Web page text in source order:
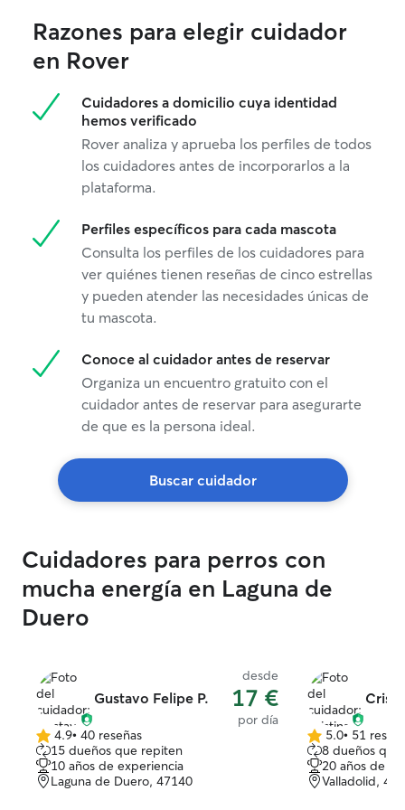
Razones para elegir cuidador
en Rover
Cuidadores a domicilio cuya identidad
hemos verificado
Rover analiza y aprueba los perfiles de todos
los cuidadores antes de incorporarlos a la
plataforma.
Perfiles específicos para cada mascota
Consulta los perfiles de los cuidadores para
ver quiénes tienen reseñas de cinco estrellas
y pueden atender las necesidades únicas de
tu mascota.
Conoce al cuidador antes de reservar
Organiza un encuentro gratuito con el
cuidador antes de reservar para asegurarte
de que es la persona ideal.
Buscar cuidador
Cuidadores para perros con
mucha energía en Laguna de
Duero
Gustavo Felipe P.
desde
17 €
por día
4.9
de
5
estrellas
4.9• 40 reseñas
15 dueños que repiten
10 años de experiencia
Laguna de Duero, 47140
5.0
de
5
estrellas
5.0• 51
8 dueños
20 años de
Valladolid,